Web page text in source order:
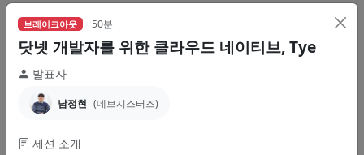
C# 8.0에 추가된 IAsyncEnumerable<T> 인터페이스와 C#의 지원은 당
김 기반(pull-based) 비동기 스트림을 쉽게...
이규원
브레이크아웃 50분
닷넷 개발자를 위한 클라우드 네이티브, Tye
발표자
남정현 (데브시스터즈)
세션 소개